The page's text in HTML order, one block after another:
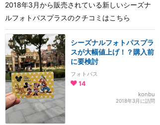
2018年3月から販売されている新しいシーズナ
ルフォトパスプラスのクチコミはこちら
シーズナルフォトパスプラ
スが大幅値上げ！？購入前
に要検討
フォトパス
14
konbu
2018年3月に訪問